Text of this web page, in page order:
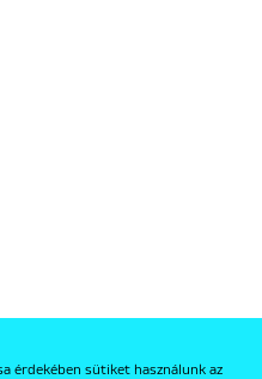
érdekében sütiket használunk az